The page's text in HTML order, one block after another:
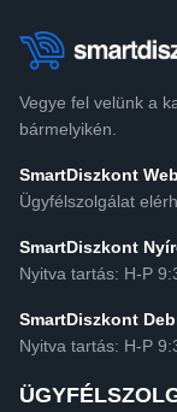
Vegye fel velünk a
bármelyikén.
SmartDiszkont
Ügyfélszolgálat
SmartDiszkont
Nyitva tartás: H-P
SmartDiszkont
Nyitva tartás: H-P